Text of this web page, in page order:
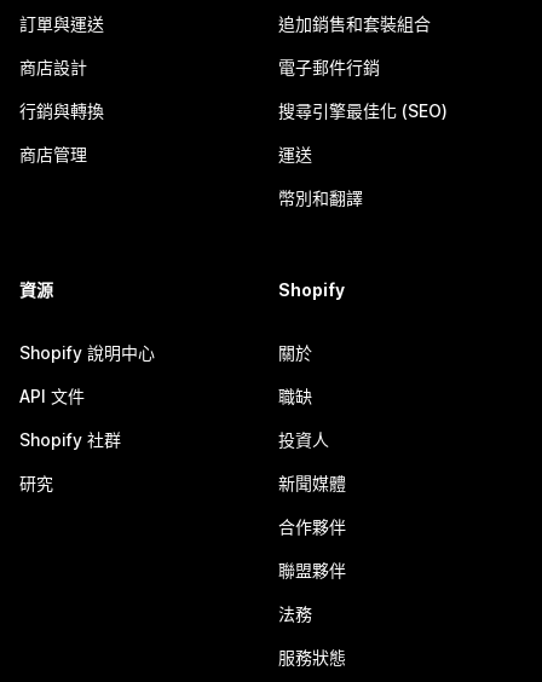
訂單與運送
商店設計
行銷與轉換
商店管理
追加銷售和套裝組合
電子郵件行銷
搜尋引擎最佳化 (SEO)
運送
幣別和翻譯
資源
Shopify 說明中心
API 文件
Shopify 社群
研究
Shopify
關於
職缺
投資人
新聞媒體
合作夥伴
聯盟夥伴
法務
服務狀態